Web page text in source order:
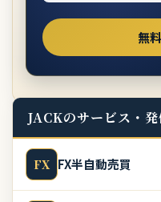
JACKのサービス・
FX FX半自動売買